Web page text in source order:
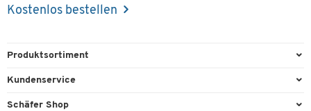
Kostenlos bestellen
Produktsortiment
Büroausstattung
Kundenservice
Direktbestellung
Schäfer Shop